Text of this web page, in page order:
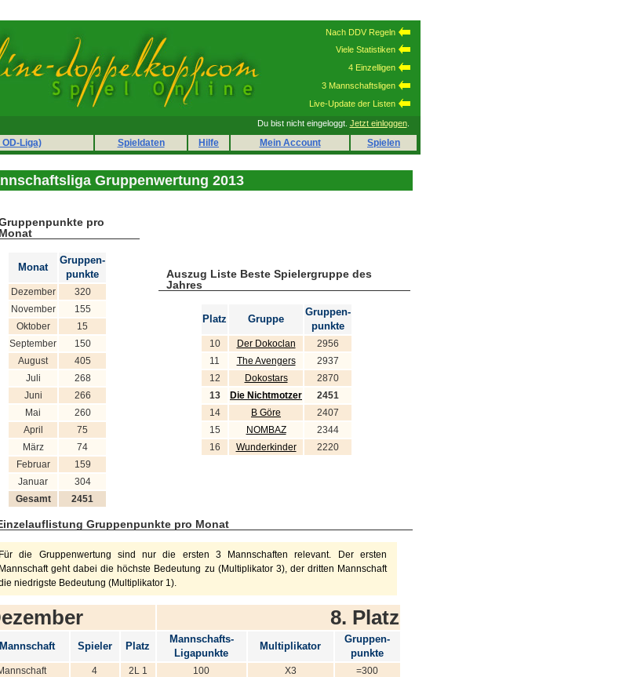
Nach DDV Regeln
Viele Statistiken
4 Einzelligen
3 Mannschaftsligen
Live-Update der Listen
Du bist nicht eingeloggt. Jetzt einloggen.
OD-Liga) Spieldaten Hilfe Mein Account Spielen
Gruppenwertung 2013
pro
Monat
Monat
Gruppen-
punkte
Dezember
320
November
155
Oktober
15
September
150
August
405
Juli
268
Juni
266
Mai
260
April
75
März
74
Februar
159
Januar
304
Gesamt
2451
Auszug Liste Beste Spielergruppe des
Jahres
Platz Gruppe
Gruppen-
punkte
10 Der Dokoclan
2956
11
The Avengers
2937
12
Dokostars
2870
13
Die Nichtmotzer
2451
14
B Göre
2407
15
NOMBAZ
2344
16
Wunderkinder 2220
Gruppenpunkte pro Monat
Für die Gruppenwertung sind nur die ersten 3 Mannschaften relevant. Der ersten
Mannschaft geht dabei die höchste Bedeutung zu (Multiplikator 3), der dritten Mannschaft
niedrigste Bedeutung (Multiplikator 1).
8. Platz
Mannschaft Spieler Platz
Mannschafts-
Ligapunkte
Multiplikator
Gruppen-
punkte
4 2L 1 100 X3
=300